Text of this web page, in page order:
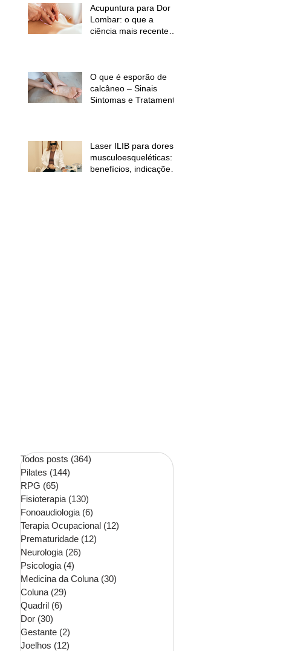
Acupuntura para Dor
Lombar: o que a
ciência mais recente
O que é esporão de
calcâneo – Sinais
Sintomas e Tratamento
Laser ILIB para dores
musculoesqueléticas:
benefícios, indicações
Todos posts (364)
Pilates (144)
RPG (65)
Fisioterapia (130)
Fonoaudiologia (6)
Terapia Ocupacional (12)
Prematuridade (12)
Neurologia (26)
Psicologia (4)
Medicina da Coluna (30)
Coluna (29)
Quadril (6)
Dor (30)
Gestante (2)
Joelhos (12)